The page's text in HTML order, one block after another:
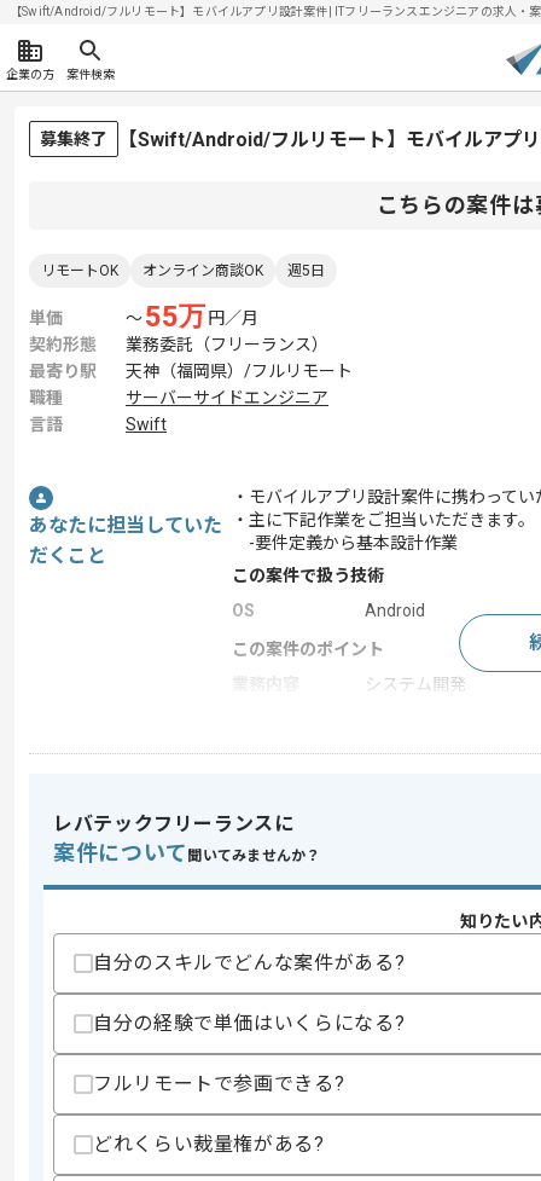
【Swift/Android/フルリモート】モバイルアプリ設計案件| ITフリーランスエンジニアの求人
企業の方 案件検索
募集終了 【Swift/Android/フルリモート】モバイルアプ
こちらの案件
リモートOK オンライン商談OK 週5日
単価 〜55万 円／月
契約形態
業務委託（フリーランス）
最寄り駅
天神（福岡県）/フルリモート
職種
サーバーサイドエンジニア
言語
Swift
あなたに担当していた
だくこと
・モバイルアプリ設計案件に携わって
・主に下記作業をご担当いただきます。
-要件定義から基本設計作業
この案件で扱う技術
OS
Android
この案件のポイント
システム開発
スキル
求めるスキル
・モバイルアプリの基本設計経験2年以
歓迎スキル
・モバイルアプリの要件定義経験2年以
スキルに不安がある方へ
上記に似た経験やスキルをお持ちであれば申
精算・お支払い
精算条件
精算基準時間
支払いサイト
15日
レバテックフリーランスに
案件について 聞いてみませんか？
知りたい
自分のスキルでどんな案件がある?
自分の経験で単価はいくらになる?
フルリモートで参画できる?
どれくらい裁量権がある?